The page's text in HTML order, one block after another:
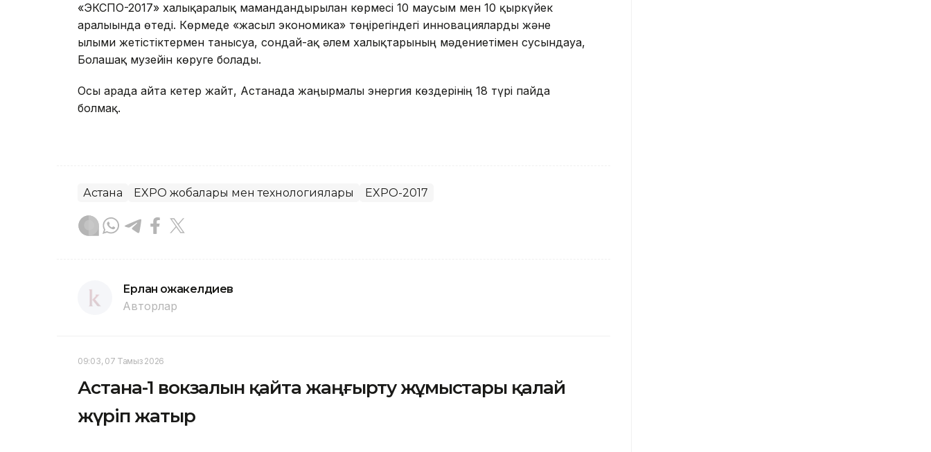
«ЭКСПО-2017» халықаралық мамандандырылған көрмесі 10 маусым мен 10 қыркүйек
аралығында өтеді. Көрмеде «жасыл экономика» төңірегіндегі инновацияларды және
ғылыми жетістіктермен танысуға, сондай-ақ әлем халықтарының мәдениетімен сусындауға,
Болашақ музейін көруге болады.
Осы арада айта кетер жайт, Астанада жаңғырмалы энергия көздерінің 18 түрі пайда
болмақ.
Астана EXPO жобалары мен технологиялары EXPO-2017
Ерлан Қожакелдиев
Авторлар
09:03, 07 Тамыз 2026
Астана-1 вокзалын қайта жаңғырту жұмыстары қалай
жүріп жатыр